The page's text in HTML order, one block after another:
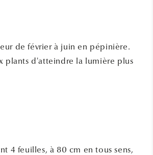
de février à juin en pépinière.
plants d'atteindre la lumière plus
4 feuilles, à 80 cm en tous sens,